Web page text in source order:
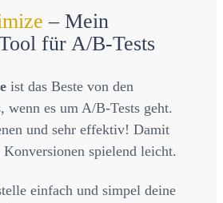
– Mein
für A/B-Tests
ist das Beste von den
wenn es um A/B-Tests geht.
und sehr effektiv! Damit
Konversionen spielend leicht.
einfach und simpel deine